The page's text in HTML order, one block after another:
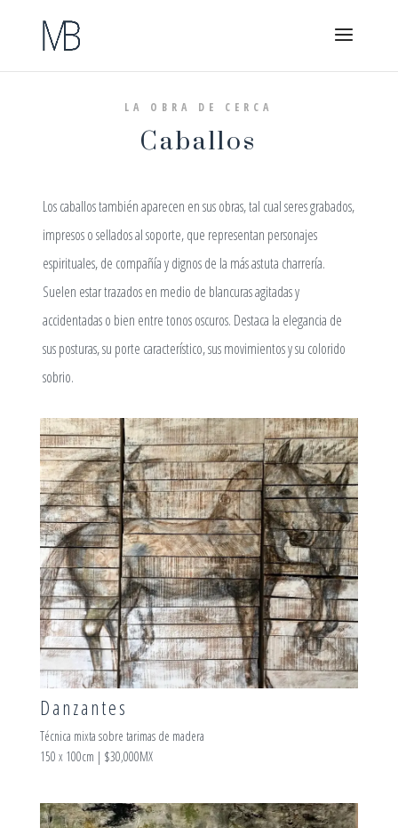
LA OBRA DE CERCA
Caballos
Los caballos también aparecen en sus obras, tal cual seres grabados,
impresos o sellados al soporte, que representan personajes
espirituales, de compañía y dignos de la más astuta charrería.
Suelen estar trazados en medio de blancuras agitadas y
accidentadas o bien entre tonos oscuros. Destaca la elegancia de
sus posturas, su porte característico, sus movimientos y su colorido
sobrio.
Danzantes
Técnica mixta sobre tarimas de madera
150 x 100cm | $30,000MX